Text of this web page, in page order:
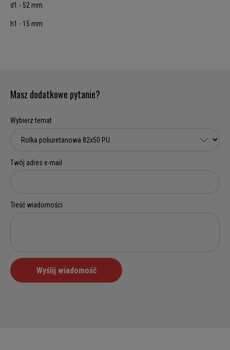
d1 - 52 mm
h1 - 15 mm
Masz dodatkowe pytanie?